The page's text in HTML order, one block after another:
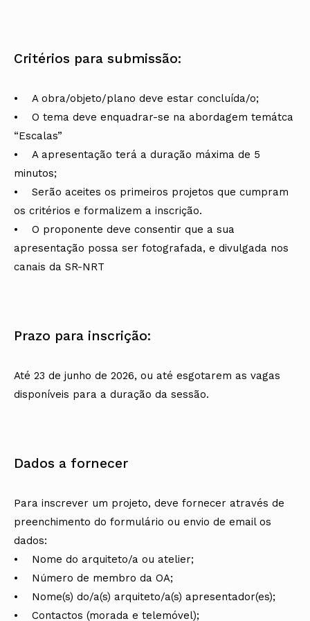
Critérios para submissão:
• A obra/objeto/plano deve estar concluída/o;
• O tema deve enquadrar-se na abordagem temátca
“Escalas”
• A apresentação terá a duração máxima de 5
minutos;
• Serão aceites os primeiros projetos que cumpram
os critérios e formalizem a inscrição.
• O proponente deve consentir que a sua
apresentação possa ser fotografada, e divulgada nos
canais da SR-NRT
Prazo para inscrição:
Até 23 de junho de 2026, ou até esgotarem as vagas
disponíveis para a duração da sessão.
Dados a fornecer
Para inscrever um projeto, deve fornecer através de
preenchimento do formulário ou envio de email os
dados:
• Nome do arquiteto/a ou atelier;
• Número de membro da OA;
• Nome(s) do/a(s) arquiteto/a(s) apresentador(es);
• Contactos (morada e telemóvel);